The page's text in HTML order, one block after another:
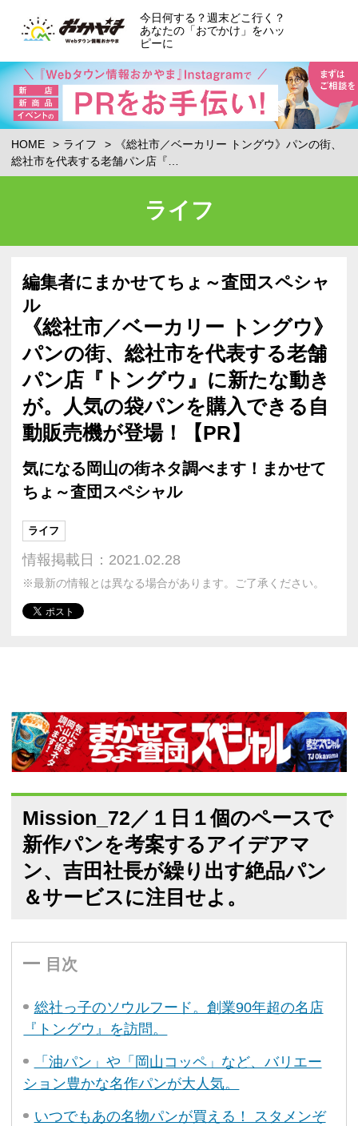
今日何する？週末どこ行く？
あなたの「おでかけ」をハッ
ピーに
HOME ライフ
《総社市／ベーカリー トングウ》パンの街、
総社市を代表する老舗パン店『…
ライフ
編集者にまかせてちょ～査団スペシャ
ル
《総社市／ベーカリー トングウ》
パンの街、総社市を代表する老舗
パン店『トングウ』に新たな動き
が。人気の袋パンを購入できる自
動販売機が登場！【PR】
気になる岡山の街ネタ調べます！まかせて
ちょ～査団スペシャル
ライフ
情報掲載日：2021.02.28
※最新の情報とは異なる場合があります。ご了承ください。
Mission_72／１日１個のペースで
新作パンを考案するアイデアマ
ン、吉田社長が繰り出す絶品パン
＆サービスに注目せよ。
目次
総社っ子のソウルフード。創業90年超の名店
『トングウ』を訪問。
「油パン」や「岡山コッペ」など、バリエー
ション豊かな名作パンが大人気。
いつでもあの名物パンが買える！ スタメンぞ